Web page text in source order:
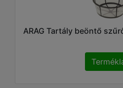
ARAG Tartály beöntő